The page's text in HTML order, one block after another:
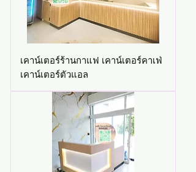
เคาน์เตอร์ร้านกาแฟ เคาน์เตอร์คาเฟ่
เคาน์เตอร์ตัวแอล